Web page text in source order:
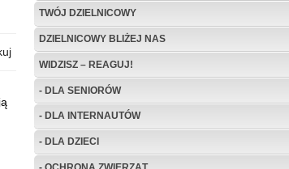
TWÓJ DZIELNICOWY
DZIELNICOWY BLIŻEJ NAS
WIDZISZ – REAGUJ!
- DLA SENIO­RÓW
- DLA INTERNAUTÓW
- DLA DZIECI